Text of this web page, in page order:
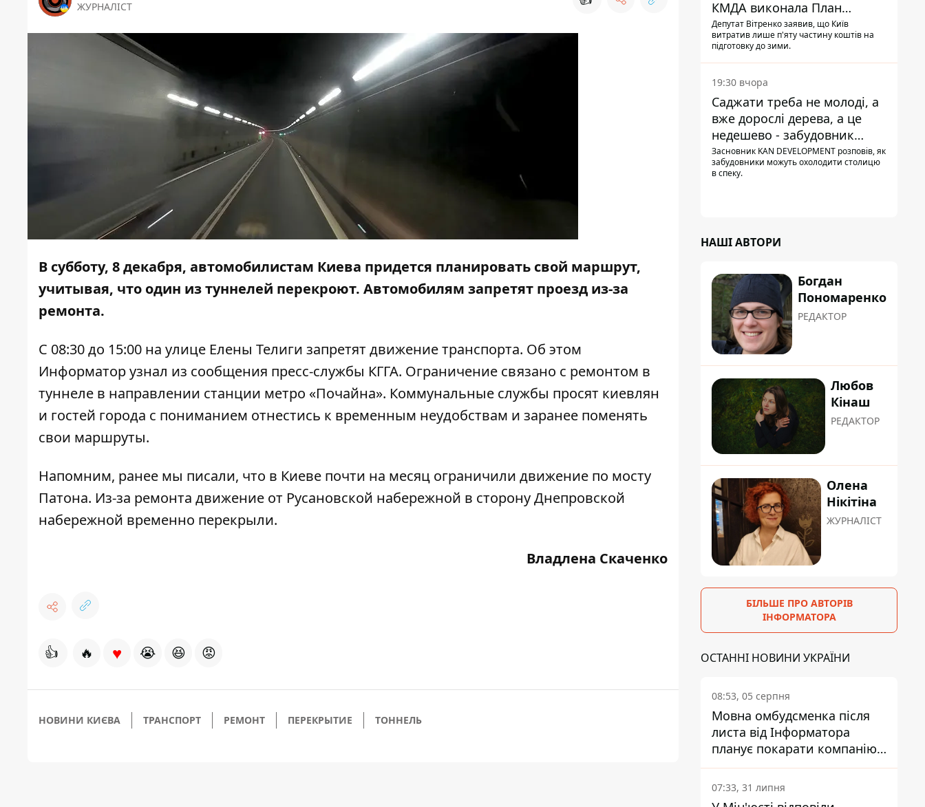
ЖУРНАЛІСТ
В субботу, 8 декабря, автомобилистам Киева придется планировать свой маршрут,
учитывая, что один из туннелей перекроют. Автомобилям запретят проезд из-за
ремонта.
С 08:30 до 15:00 на улице Елены Телиги запретят движение транспорта. Об этом
Информаторузнал из сообщения пресс-службы КГГА. Ограничение связано с ремонтом в
туннеле в направлении станции метро «Почайна». Коммунальные службы просят киевлян
и гостей города с пониманием отнестись к временным неудобствам и заранее поменять
свои маршруты.
Напомним, ранее мы писали, что в Киеве почти на месяц ограничили движение по мосту
Патона. Из-за ремонта движение от Русановской набережной в сторону Днепровской
набережной временно перекрыли.
Владлена Скаченко
👍 🔥 ♥ 😭 😆 😡
НОВИНИ КИЄВА ТРАНСПОРТ РЕМОНТ ПЕРЕКРЫТИЕ ТОННЕЛЬ
КМДА виконала План
стійкості на 20%
Депутат Вітренко заявив, що Київ
витратив лише п'яту частину коштів на
підготовку до зими.
19:30 вчора
Саджати треба не молоді, а
вже дорослі дерева, а це
недешево - забудовник
Ніконов
Засновник KAN DEVELOPMENT розповів, як
забудовники можуть охолодити столицю
в спеку.
НАШІ АВТОРИ
Богдан
Пономаренко
РЕДАКТОР
Любов
Кінаш
РЕДАКТОР
Олена
Нікітіна
ЖУРНАЛІСТ
БІЛЬШЕ ПРО АВТОРІВ
ІНФОРМАТОРА
ОСТАННІ НОВИНИ УКРАЇНИ
08:53, 05 серпня
Мовна омбудсменка після
листа від Інформатора
планує покарати компанію-
підрядника ПриватБанку
07:33, 31 липня